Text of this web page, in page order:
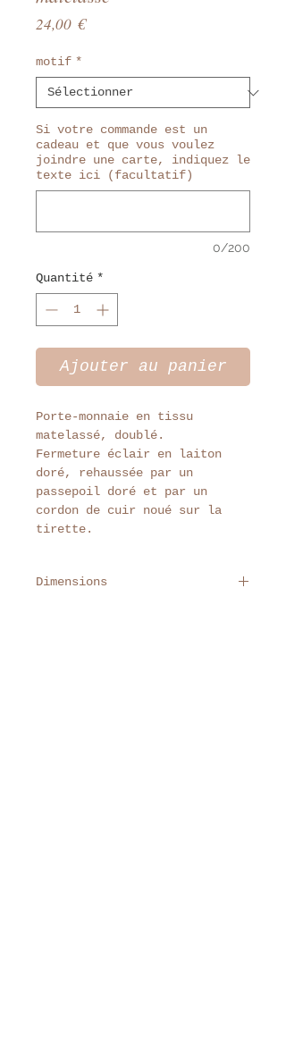
24,00 €Prix
motif *
Si votre commande est un
cadeau et que vous voulez
joindre une carte, indiquez le
texte ici (facultatif)
0/200
Quantité *
Ajouter au panier
Porte-monnaie en tissu
matelassé, doublé.
Fermeture éclair en laiton
doré, rehaussée par un
passepoil doré et par un
cordon de cuir noué sur la
tirette.
Dimensions